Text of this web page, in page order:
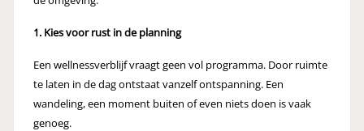
1. Kies voor rust in de planning
Een wellnessverblijf vraagt geen vol programma. Door ruimte
te laten in de dag ontstaat vanzelf ontspanning. Een
wandeling, een moment buiten of even niets doen is vaak
genoeg.